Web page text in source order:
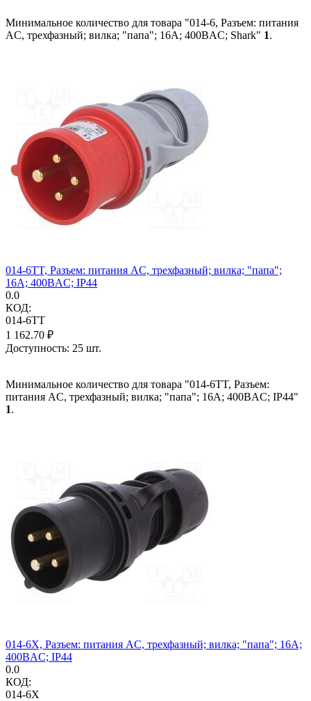
Минимальное количество для товара "014-6, Разъем: питания
AC, трехфазный; вилка; "папа"; 16А; 400ВAC; Shark" 1.
014-6TT, Разъем: питания AC, трехфазный; вилка; "папа";
16А; 400ВAC; IP44
0.0
КОД:
014-6TT
1 162.70 ₽
Доступность: 25 шт.
Минимальное количество для товара "014-6TT, Разъем:
питания AC, трехфазный; вилка; "папа"; 16А; 400ВAC; IP44"
1.
014-6X, Разъем: питания AC, трехфазный; вилка; "папа"; 16А;
400ВAC; IP44
0.0
КОД:
014-6X